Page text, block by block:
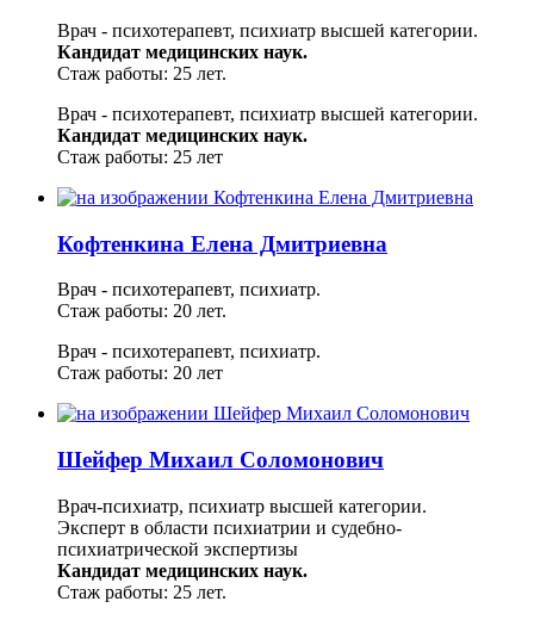
Врач - психотерапевт, психиатр высшей категории.
Кандидат медицинских наук.
Стаж работы: 25 лет.
Врач - психотерапевт, психиатр высшей категории.
Кандидат медицинских наук.
Стаж работы: 25 лет
Кофтенкина Елена Дмитриевна
Врач - психотерапевт, психиатр.
Стаж работы: 20 лет.
Врач - психотерапевт, психиатр.
Стаж работы: 20 лет
Шейфер Михаил Соломонович
Врач-психиатр, психиатр высшей категории.
Эксперт в области психиатрии и судебно-
психиатрической экспертизы
Кандидат медицинских наук.
Стаж работы: 25 лет.